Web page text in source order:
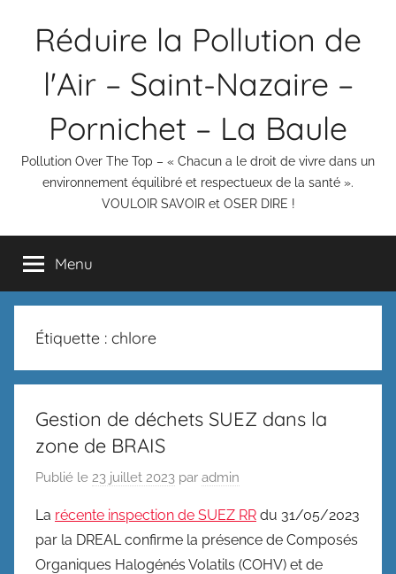
Réduire la Pollution de
l'Air – Saint-Nazaire –
Pornichet – La Baule
Pollution Over The Top – « Chacun a le droit de vivre dans un
environnement équilibré et respectueux de la santé ».
VOULOIR SAVOIR et OSER DIRE !
Menu
Étiquette : chlore
Gestion de déchets SUEZ dans la
zone de BRAIS
Publié le 23 juillet 2023 par admin
La récente inspection de SUEZ RR du 31/05/2023
par la DREAL confirme la présence de Composés
Organiques Halogénés Volatils (COHV) et de